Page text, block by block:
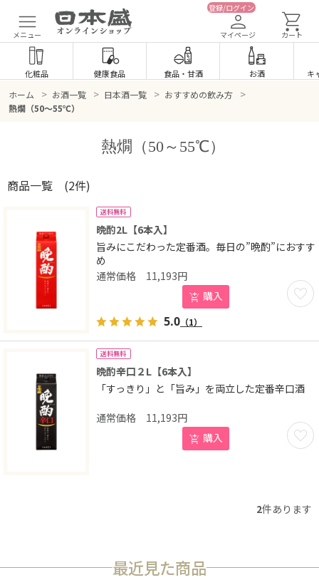
メニュー
登録/ログイン
マイページ カート
化粧品 健康食品 食品・ 甘酒 お酒 キ
ホーム > お酒一覧 > 日本酒一覧 > おすすめの飲み方 >
熱燗（50～55℃）
熱燗（50～55℃）
商品一覧 (2件)
送料無料
晩酌2L【6本入】
旨みにこだわった定番酒。毎日の”晩酌”におすす
め
お気
11,193円
購入
5.0 （1）
送料無料
晩酌辛口２L【6本入】
「すっきり」と「旨み」を両立した定番辛口酒
お気
11,193円
購入
2件あります
最近見た商品